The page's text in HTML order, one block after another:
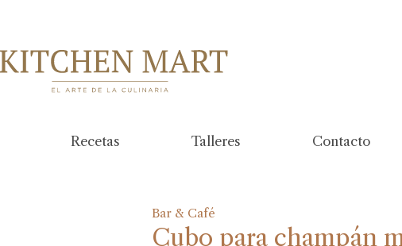
Recetas Talleres Contacto
Bar & Café
Cubo para champán